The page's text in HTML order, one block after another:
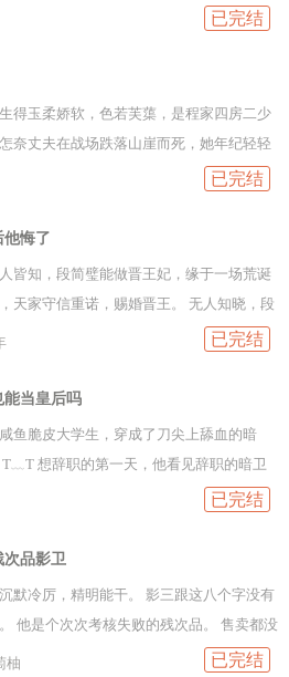
婚高！【段评已开】（之前的文案时间太
， 新婚一个月，福王薨了。
已完结
得玉柔娇软，色若芙蕖，是程家四房二少
奈丈夫在战场跌落山崖而死，她年纪轻轻
以为一辈子就这么过了，孰料婆母为了给儿
，程明昱负手而立，眸色清冷：待有了身
瓜葛。
已完结
他悔了
皆知，段简璧能做晋王妃，缘于一场荒诞
天家守信重诺，赐婚晋王。 无人知晓，段
本不是这位如圭如璋的天策上将，是他穿着
已完结
能当皇后吗
鱼脆皮大学生，穿成了刀尖上舔血的暗
T﹏T 想辞职的第一天，他看见辞职的暗卫
板。 沈绝默默收回辞职信。 上班寂寞，沈
槽上司。
已完结
品影卫
默冷厉，精明能干。 影三跟这八个字没有
他是个次次考核失败的残次品。 售卖都没
将被销毁之际，遇到了前来买影卫的陆展
柚 已完结